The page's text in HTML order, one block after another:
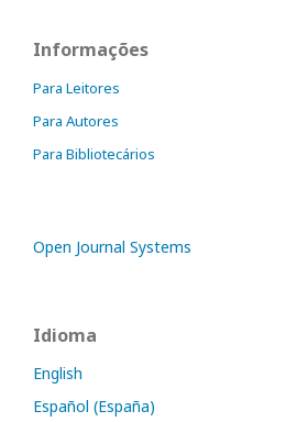
Informações
Para Leitores
Para Autores
Para Bibliotecários
Open Journal Systems
Idioma
English
Español (España)